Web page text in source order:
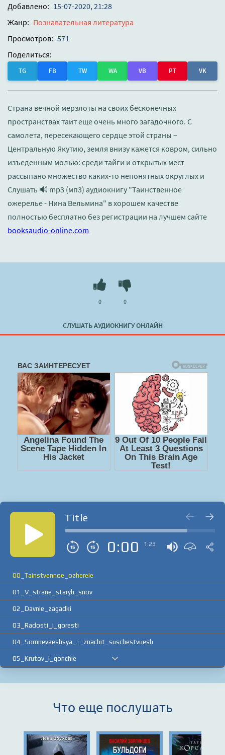
Добавлено: 15-07-2020, 21:28
Жанр: Познавательная литература
Просмотров: 571
Поделиться:
TG FB TW WA VB PT VK
Страна вечной мерзлоты на своих бесконечных
пространствах таит еще очень много загадочного. С
самолета, пересекающего сердце этой страны –
Центральную Якутию, земля внизу кажется ковром, сильно
изъеденным молью: среди тайги и открытых мест
рассыпано множество каких-то непонятных округлых и
Слушать 🔊 mp3 (мп3) аудиокнигу "Таинственное
ожерелье - Нина Вельмина" в хорошем качестве
полностью бесплатно без регистрации на лучшем сайте
booksaudio-online.com
СЛУШАТЬ АУДИОКНИГУ ОНЛАЙН
0 0
Title
0:00 1:23
00_Tainstvennoe_ozherele
01_V_strane_staryh_snov
02_Davnie_zagadki
03_Radosti_i_goresti
04_Somnevaeshsya_-_znachit_suschestvuesh
05_Krutov_i_gonchie
08_Sovershenno_sekretno
10_Polyarnye_ekskursy
Что еще послушать